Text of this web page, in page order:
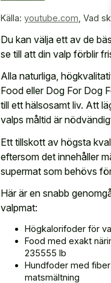
Källa: youtube.com Vad
Du kan välja ett av de
se till att din valp förblir
Alla naturliga,
Food eller Dog For Dog
till ett hälsosamt liv. Att
valps måltid är
Ett tillskott av högsta
eftersom det innehåller
supermat som behövs
Här är en snabb
valpmat:
Högkalorifoder för
Food med exakt
235555 lb
Hundfoder med
matsmältning